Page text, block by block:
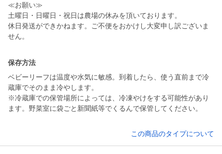
≪お願い≫
土曜日・日曜日・祝日は農場の休みを頂いております。
休日発送ができかねます。ご不便をおかけし大変申し訳ございま
せん。
保存方法
ベビーリーフは温度や水気に敏感。到着したら、使う直前まで冷
蔵庫でそのまま冷やします。
※冷蔵庫での保管場所によっては、冷凍やけをする可能性があり
ます。野菜室に袋ごと新聞紙等でくるんで保管してください。
この商品のタイプについて